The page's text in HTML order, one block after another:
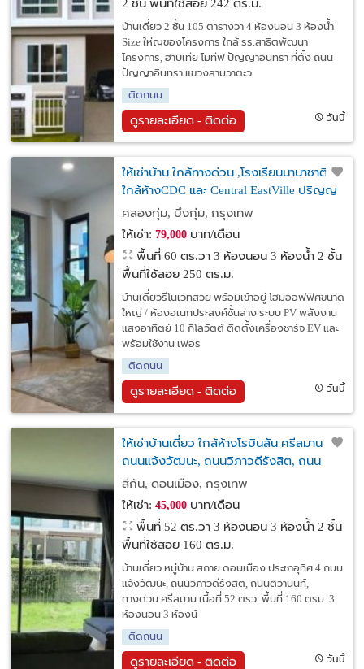
2 ชั้น พื้นที่ใช้สอย 242 ตร.ม.
บ้านเดี่ยว 2 ชั้น 105 ตารางวา 4 ห้องนอน 3 ห้องน้ำ
Size ให่ญของโครงการ ใกล้ รร.สาธิตพัฒนา
โครงการ, ฮาบิเทีย โมทีฟ ปัญญาอินทรา ที่ตั้ง ถนน
ปัญญาอินทรา แขวงสามวาตะว
ติดถนน
ดูรายละเอียด - ติดต่อ วันนี้
ให้เช่าบ้าน ใกล้ทางด่วน ,โรงเรียนนานาชาติ
ใกล้ห้างCDC และ Central EastVille ปริญญ
สิริ บนถนนโยธินพัฒนา 3 เอกมัย-รามอินทรา
เดินทางสะดวก
คลองกุ่ม, บึงกุ่ม, กรุงเทพ
ให้เช่า: 79,000บาท/เดือน
พื้นที่ 60 ตร.วา 3 ห้องนอน 3 ห้องน้ำ 2 ชั้น
พื้นที่ใช้สอย 250 ตร.ม.
บ้านเดี่ยวรีโนเวทสวย พร้อมเข้าอยู่ โฮมออฟฟิศขนาด
ใหญ่ / ห้องอเนกประสงค์ชั้นล่าง ระบบ PV พลังงาน
แสงอาทิตย์ 10 กิโลวัตต์ ติดตั้งเครื่องชาร์จ EV และ
พร้อมใช้งาน เฟอร
ติดถนน
ดูรายละเอียด - ติดต่อ วันนี้
ให้เช่าบ้านเดี่ยว ใกล้ห้างโรบินสัน ศรีสมาน
ถนนแจ้งวัฒนะ, ถนนวิภาวดีรังสิต, ถนน
ติวานนท์, ทางด่วน ศรีสมานหมู่บ้าน สกาย
ดอนเมือง ประชาอุทิศ 4
สีกัน, ดอนเมือง, กรุงเทพ
ให้เช่า: 45,000บาท/เดือน
พื้นที่ 52 ตร.วา 3 ห้องนอน 3 ห้องน้ำ 2 ชั้น
พื้นที่ใช้สอย 160 ตร.ม.
บ้านเดี่ยว หมู่บ้าน สกาย ดอนเมือง ประชาอุทิศ 4 ถนน
แจ้งวัฒนะ, ถนนวิภาวดีรังสิต, ถนนติวานนท์,
ทางด่วน ศรีสมาน เนื้อที่ 52 ตรว. พื้นที่ 160 ตรม. 3
ห้องนอน 3 ห้องน้
ติดถนน
ดูรายละเอียด - ติดต่อ วันนี้